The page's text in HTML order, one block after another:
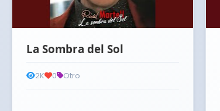
La Sombra del Sol
2K 0 Otro